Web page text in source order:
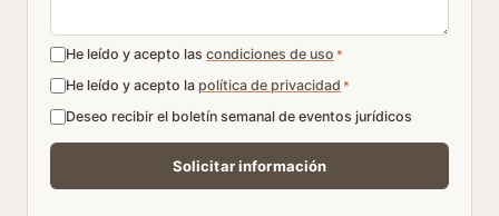
He leído y acepto las condiciones de uso *
He leído y acepto la política de privacidad *
Deseo recibir el boletín semanal de eventos jurídicos